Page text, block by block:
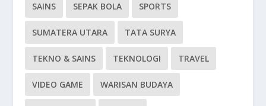
SAINS SEPAK BOLA SPORTS
SUMATERA UTARA TATA SURYA
TEKNO & SAINS TEKNOLOGI TRAVEL
VIDEO GAME WARISAN BUDAYA